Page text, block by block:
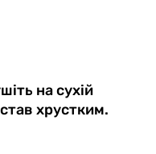
на сухій
хрустким.